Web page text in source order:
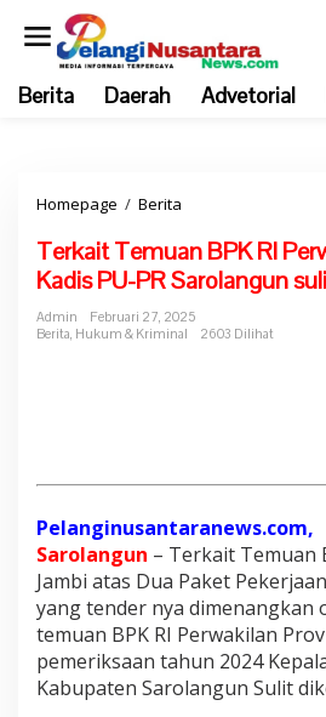
Berita Daerah Advetorial
Homepage / Berita
r
k
a
i
u
n
B
K
Terkait Temuan BPK RI
Kadis PU-PR Sarolangun
Admin
Februari 27, 2025
Berita, Hukum & Kriminal 2603 Dilihat
Pelanginusantaranews.com,
Sarolangun – Terkait Temuan
Jambi atas Dua Paket
yang tender nya dimenangkan
temuan BPK RI Perwakilan
pemeriksaan tahun 2024
Kabupaten Sarolangun Sulit